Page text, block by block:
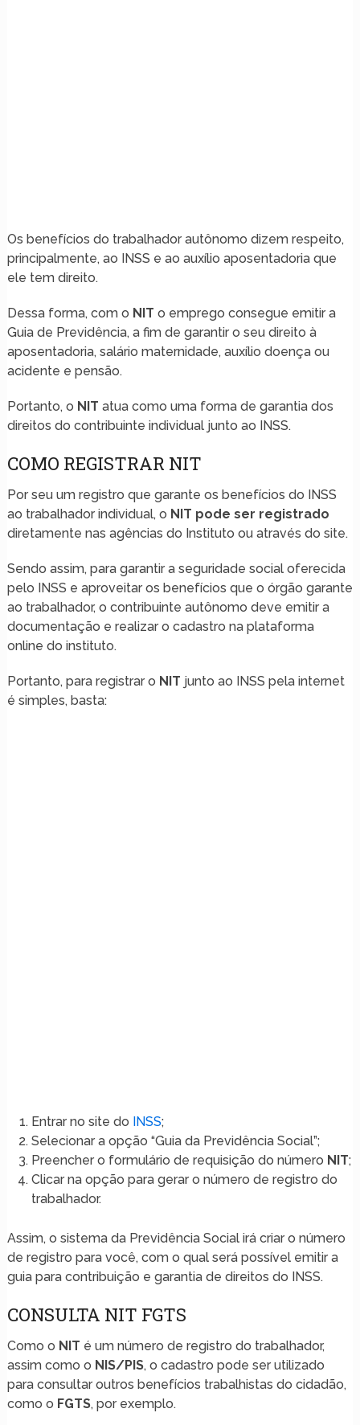
Os benefícios do trabalhador autônomo dizem respeito,
principalmente, ao INSS e ao auxílio aposentadoria que
ele tem direito.
Dessa forma, com o NIT o emprego consegue emitir a
Guia de Previdência, a fim de garantir o seu direito à
aposentadoria, salário maternidade, auxílio doença ou
acidente e pensão.
Portanto, o NIT atua como uma forma de garantia dos
direitos do contribuinte individual junto ao INSS.
COMO REGISTRAR NIT
Por seu um registro que garante os benefícios do INSS
ao trabalhador individual, o NIT pode ser registrado
diretamente nas agências do Instituto ou através do site.
Sendo assim, para garantir a seguridade social oferecida
pelo INSS e aproveitar os benefícios que o órgão garante
ao trabalhador, o contribuinte autônomo deve emitir a
documentação e realizar o cadastro na plataforma
online do instituto.
Portanto, para registrar o NIT junto ao INSS pela internet
é simples, basta:
Entrar no site do INSS;
Selecionar a opção “Guia da Previdência Social”;
Preencher o formulário de requisição do número NIT;
Clicar na opção para gerar o número de registro do
trabalhador.
Assim, o sistema da Previdência Social irá criar o número
de registro para você, com o qual será possível emitir a
guia para contribuição e garantia de direitos do INSS.
CONSULTA NIT FGTS
Como o NIT é um número de registro do trabalhador,
assim como o NIS/PIS, o cadastro pode ser utilizado
para consultar outros benefícios trabalhistas do cidadão,
como o FGTS, por exemplo.